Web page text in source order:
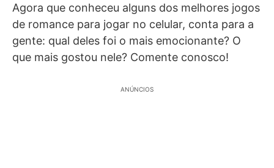
Agora que conheceu alguns dos melhores jogos
de romance para jogar no celular, conta para a
gente: qual deles foi o mais emocionante? O
que mais gostou nele? Comente conosco!
ANÚNCIOS